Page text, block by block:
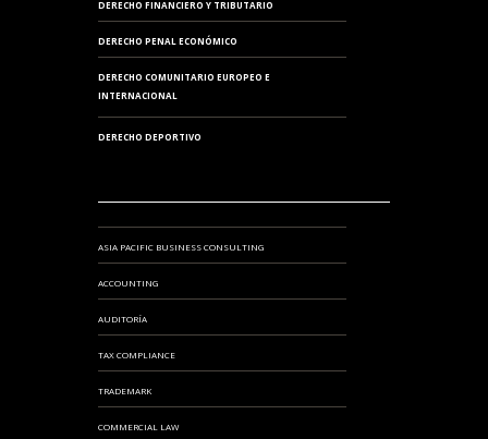
DERECHO FINANCIERO Y TRIBUTARIO
DERECHO PENAL ECONÓMICO
DERECHO COMUNITARIO EUROPEO E
INTERNACIONAL
DERECHO DEPORTIVO
ASIA PACIFIC BUSINESS CONSULTING
ACCOUNTING
AUDITORÍA
TAX COMPLIANCE
TRADEMARK
COMMERCIAL LAW